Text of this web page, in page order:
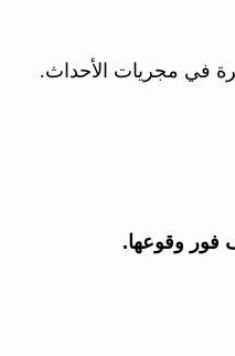
في مجريات الأحداث.
فور وقوعها.